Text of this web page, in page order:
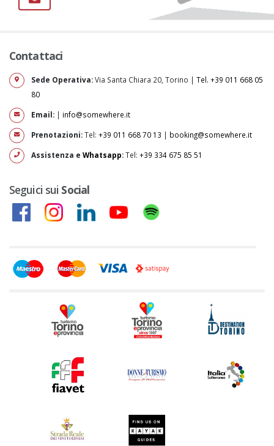
Contattaci
Sede Operativa:Via Santa Chiara 20, Torino | Tel. +39 011 668 05
80
Email: | info@somewhere.it
Prenotazioni:Tel: +39 011 668 70 13 | booking@somewhere.it
Assistenza e Whatsapp:Tel: +39 334 675 85 51
Seguici sui Social